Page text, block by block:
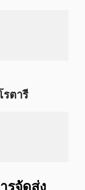
ตารี
รจัดส่ง